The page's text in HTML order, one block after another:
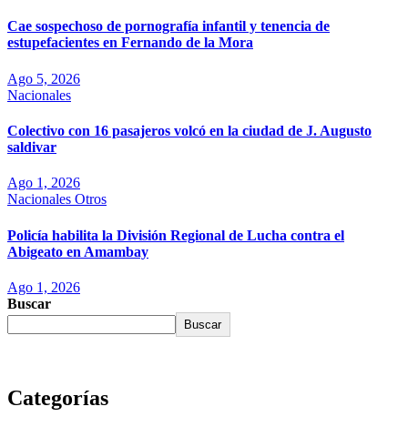
Cae sospechoso de pornografía infantil y tenencia de
estupefacientes en Fernando de la Mora
Ago 5, 2026
Nacionales
Colectivo con 16 pasajeros volcó en la ciudad de J. Augusto
saldivar
Ago 1, 2026
Nacionales Otros
Policía habilita la División Regional de Lucha contra el
Abigeato en Amambay
Ago 1, 2026
Buscar
Buscar
Categorías